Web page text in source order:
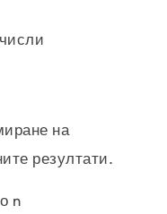
на
резултати.
n